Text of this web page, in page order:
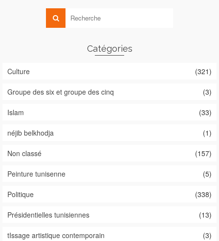
Catégories
Culture (321)
Groupe des six et groupe des cinq (3)
Islam (33)
néjib belkhodja (1)
Non classé (157)
Peinture tunisenne (5)
Politique (338)
Présidentielles tunisiennes (13)
tIssage artistique contemporain (3)